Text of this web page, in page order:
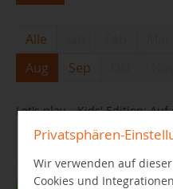
Alle
Aug
Sep
Let's play – Kids' Edition:
13.08.2026 14:00 Uhr
Privatsphären-
Wir verwenden auf
Cookies und